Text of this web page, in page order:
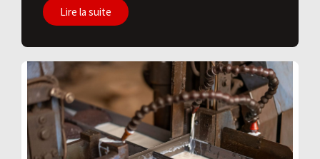
Lire la suite